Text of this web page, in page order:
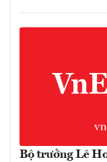
Bộ trưởng Lê